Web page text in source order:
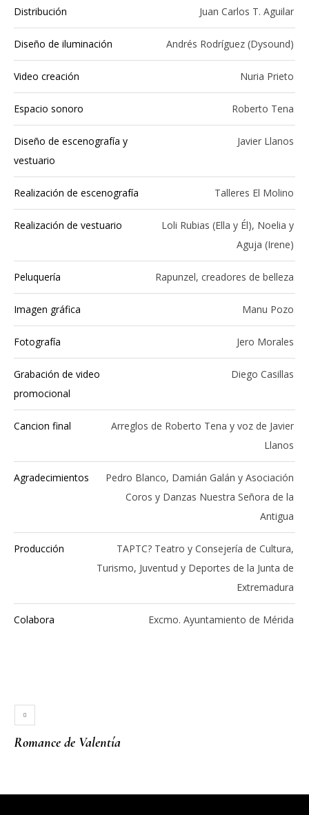
Distribución Juan Carlos T. Aguilar
Diseño de iluminación Andrés Rodríguez (Dysound)
Video creación Nuria Prieto
Espacio sonoro Roberto Tena
Diseño de escenografía y
vestuario
Javier Llanos
Realización de escenografía Talleres El Molino
Realización de vestuario
Loli Rubias (Ella y Él), Noelia y
Aguja (Irene)
Peluquería Rapunzel, creadores de belleza
Imagen gráfica Manu Pozo
Fotografía Jero Morales
Grabación de video
promocional
Diego Casillas
Cancion final
Arreglos de Roberto Tena y voz de Javier
Llanos
Agradecimientos
Pedro Blanco, Damián Galán y Asociación
Coros y Danzas Nuestra Señora de la
Antigua
Producción
TAPTC? Teatro y Consejería de Cultura,
Turismo, Juventud y Deportes de la Junta de
Extremadura
Colabora Excmo. Ayuntamiento de Mérida
Romance de Valentía